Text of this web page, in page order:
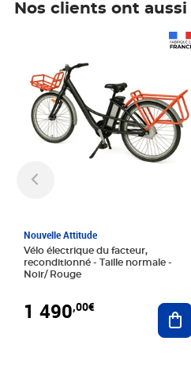
Nos clients ont
Nouvelle Attitude
Vélo électrique du facteur,
reconditionné - Taille normale -
Noir/ Rouge
1 490,00€